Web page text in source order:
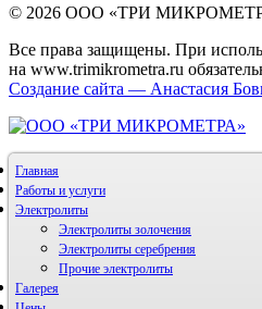
© 2026 ООО «ТРИ
Все права защищены. При
на www.trimikrometra.ru
Создание сайта — Анастасия
Главная
Работы и услуги
Электролиты
Электролиты золочения
Электролиты серебрения
Прочие электролиты
Галерея